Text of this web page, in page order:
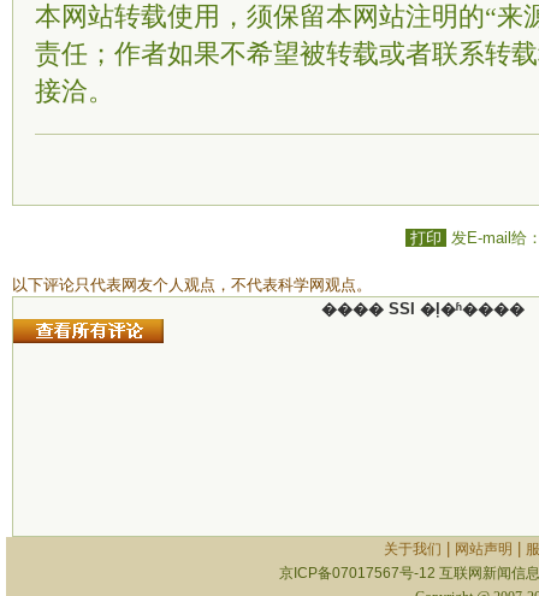
本网站转载使用，须保留本网站注明的“来
责任；作者如果不希望被转载或者联系转
接洽。
打印 发E-mail给
以下评论只代表网友个人观点，不代表科学网观点。
���� SSI �ļ�ʱ����
关于我们 网站声明
京ICP备07017567号-12 互联网新闻信